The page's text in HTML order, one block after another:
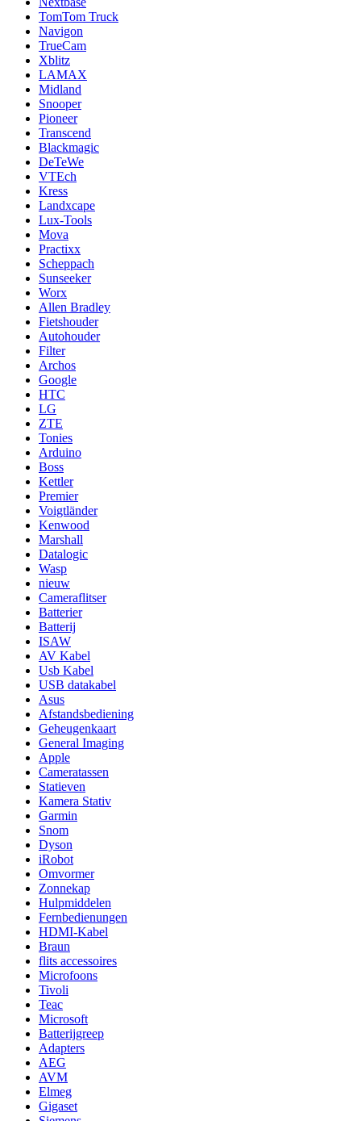
TomTom Truck
Navigon
TrueCam
Xblitz
LAMAX
Midland
Snooper
Pioneer
Transcend
Blackmagic
DeTeWe
VTEch
Kress
Landxcape
Lux-Tools
Mova
Practixx
Scheppach
Sunseeker
Worx
Allen Bradley
Fietshouder
Autohouder
Filter
Archos
Google
HTC
LG
ZTE
Tonies
Arduino
Boss
Kettler
Premier
Voigtländer
Kenwood
Marshall
Datalogic
Wasp
nieuw
Cameraflitser
Batterier
Batterij
ISAW
AV Kabel
Usb Kabel
USB datakabel
Asus
Afstandsbediening
Geheugenkaart
General Imaging
Apple
Cameratassen
Statieven
Kamera Stativ
Garmin
Snom
Dyson
iRobot
Omvormer
Zonnekap
Hulpmiddelen
Fernbedienungen
HDMI-Kabel
Braun
flits accessoires
Microfoons
Tivoli
Teac
Microsoft
Batterijgreep
Adapters
AEG
AVM
Elmeg
Gigaset